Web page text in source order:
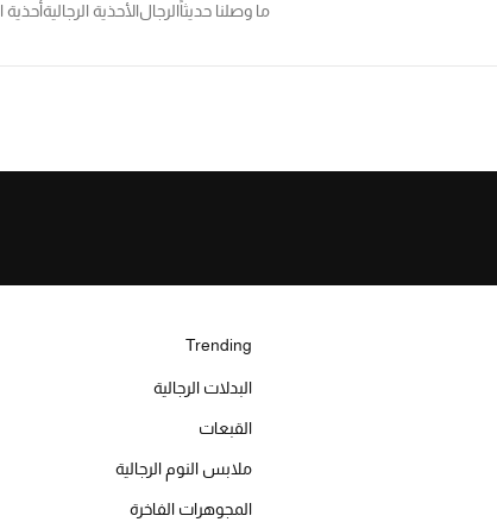
ما وصلنا حديثاًالرجالالأحذية الرجاليةأحذية
Trending
البدلات الرجالية
القبعات
ملابس النوم الرجالية
المجوهرات الفاخرة